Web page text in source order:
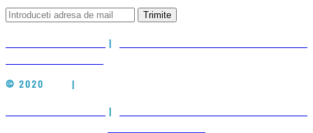
Trimite
|
© 2020 |
|